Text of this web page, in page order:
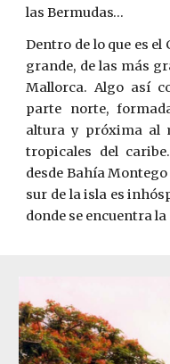
las Bermudas…
Dentro de lo que es el
grande, de las más
Mallorca. Algo así
parte norte,
altura y próxima al
tropicales del
desde Bahía Montego
sur de la isla es
donde se encuentra